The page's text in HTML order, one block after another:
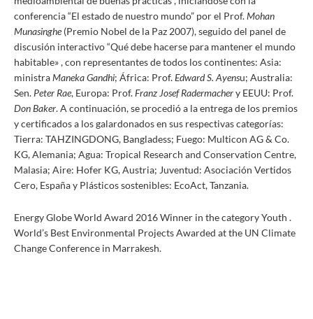
conferencia “El estado de nuestro mundo” por el Prof.Mohan
Munasinghe (Premio Nobel de la Paz 2007), seguido del panel de
discusión interactivo “Qué debe hacerse para mantener el mundo
habitable» , con representantes de todos los continentes: Asia:
ministraManeka Gandhi; África: Prof.Edward S. Ayensu; Australia:
Sen. Peter Rae, Europa: Prof.Franz Josef Radermachery EEUU: Prof.
Don Baker. A continuación, se procedió a la entrega de los premios
y certificados a los galardonados en sus respectivas categorías:
Tierra: TAHZINGDONG, Bangladess; Fuego: Multicon AG & Co.
KG, Alemania; Agua: Tropical Research and Conservation Centre,
Malasia; Aire: Hofer KG, Austria; Juventud: Asociación Vertidos
Cero, España y Plásticos sostenibles: EcoAct, Tanzania.
Energy Globe World Award 2016 Winner in the category Youth .
World’s Best Environmental Projects Awarded at the UN Climate
Change Conference in Marrakesh.